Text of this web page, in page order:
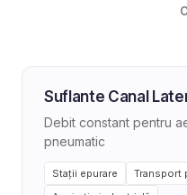
Suflante Canal
Debit constant pentru
pneumatic
Stații epurare
Transport